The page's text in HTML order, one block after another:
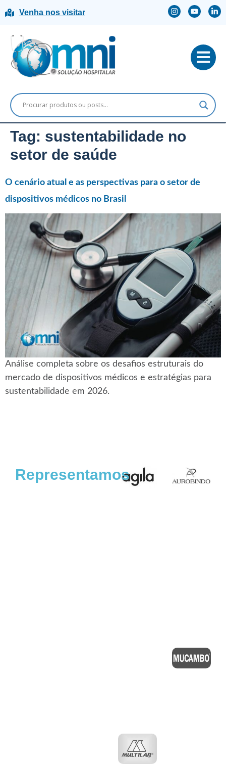
Venha nos visitar
Tag: sustentabilidade no
setor de saúde
O cenário atual e as perspectivas para o setor de
dispositivos médicos no Brasil
Análise completa sobre os desafios estruturais do
mercado de dispositivos médicos e estratégias para
sustentabilidade em 2026.
Representamos